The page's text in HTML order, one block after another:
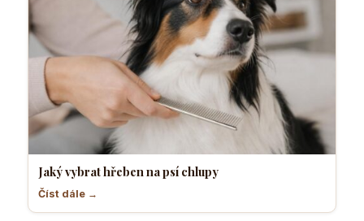
Jaký vybrat hřeben na psí chlupy
Číst dále →